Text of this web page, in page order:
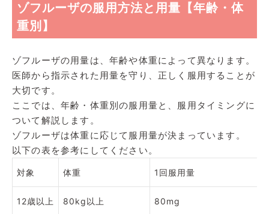
ゾフルーザの服用方法と用量【年齢・体
重別】
ゾフルーザの用量は、年齢や体重によって異なります。
医師から指示された用量を守り、正しく服用することが
大切です。
ここでは、年齢・体重別の服用量と、服用タイミングに
ついて解説します。
ゾフルーザは体重に応じて服用量が決まっています。
以下の表を参考にしてください。
対象 体重 1回服用量
12歳以上 80kg以上 80mg